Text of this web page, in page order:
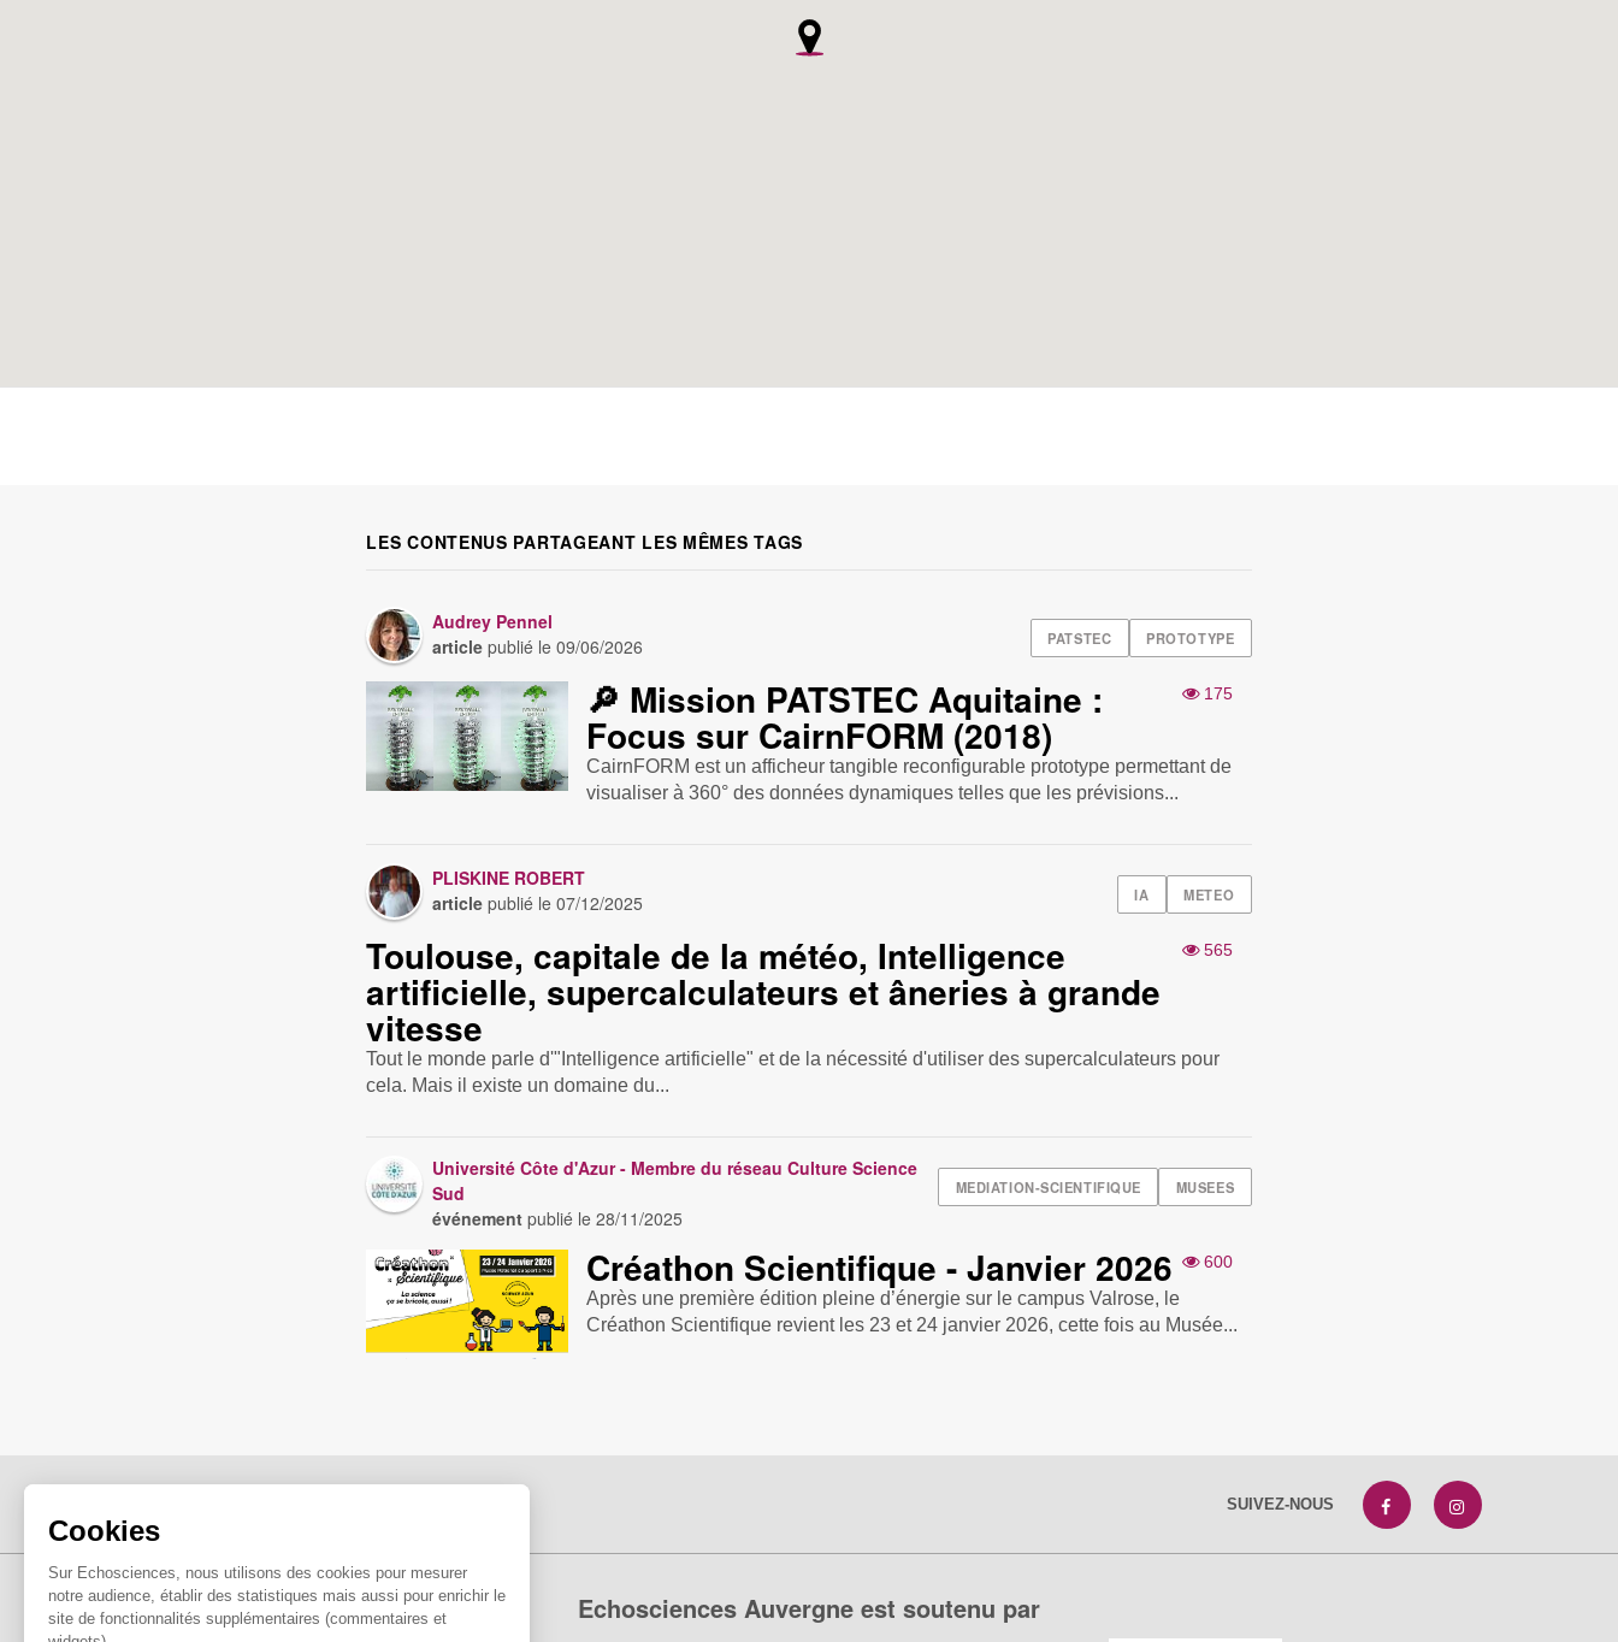
Cookies
Sur Echosciences, nous utilisons des cookies pour mesurer
notre audience, établir des statistiques mais aussi pour enrichir le
site de fonctionnalités supplémentaires (commentaires et
LES CONTENUS PARTAGEANT LES MÊMES TAGS
PATSTEC PROTOTYPE
Audrey Pennel
article publié le09/06/2026
175
🔎 Mission PATSTEC Aquitaine :
Focus sur CairnFORM (2018)
CairnFORM est un afficheur tangible reconfigurable prototype permettant de
visualiser à 360° des données dynamiques telles que les prévisions...
IA METEO
PLISKINE ROBERT
article publié le07/12/2025
565
Toulouse, capitale de la météo, Intelligence
artificielle, supercalculateurs et âneries à grande
vitesse
Tout le monde parle d'"Intelligence artificielle" et de la nécessité d'utiliser des supercalculateurs pour
cela. Mais il existe un domaine du...
MEDIATION-SCIENTIFIQUE MUSEES
Université Côte d'Azur - Membre du réseau Culture Science
Sud
événement publié le28/11/2025
600
Créathon Scientifique - Janvier 2026
Après une première édition pleine d’énergie sur le campus Valrose, le
Créathon Scientifique revient les 23 et 24 janvier 2026, cette fois au Musée...
SUIVEZ-NOUS
Echosciences Auvergne est soutenu par